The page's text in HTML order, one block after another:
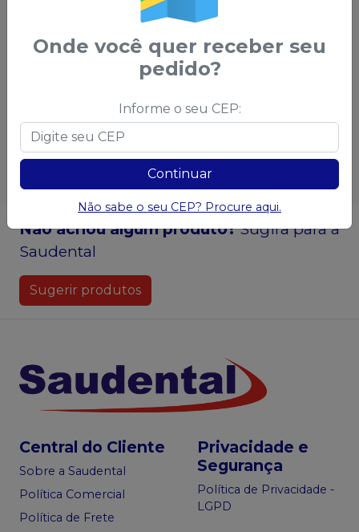
Esgotado
Não achou algum produto? Sugira para a
Saudental
Sugerir produtos
Central do Cliente
Sobre a Saudental
Política Comercial
Política de Frete
Privacidade e
Segurança
Política de Privacidade -
LGPD
Onde você quer receber seu
pedido?
Informe o seu CEP:
Continuar
Não sabe o seu CEP? Procure aqui.